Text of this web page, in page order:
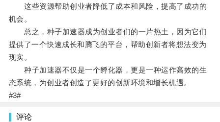
这些资源帮助创业者降低了成本和风险，提高了成功的
机会。
总之，种子加速器成为创业者们的一片热土，因为它们
提供了一个快速成长和腾飞的平台，帮助创新者将想法变为
现实。
种子加速器不仅是一个孵化器，更是一种运作高效的生
态系统，为创业者创造了更好的创新环境和增长机遇。
#3#
评论